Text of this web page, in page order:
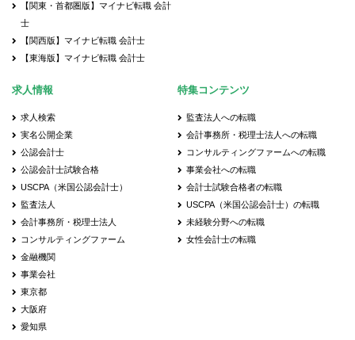
【関東・首都圏版】マイナビ転職 会計
士
【関西版】マイナビ転職 会計士
【東海版】マイナビ転職 会計士
求人情報
求人検索
実名公開企業
公認会計士
公認会計士試験合格
USCPA（米国公認会計士）
監査法人
会計事務所・税理士法人
コンサルティングファーム
金融機関
事業会社
東京都
大阪府
愛知県
特集コンテンツ
監査法人への転職
会計事務所・税理士法人への転職
コンサルティングファームへの転職
事業会社への転職
会計士試験合格者の転職
USCPA（米国公認会計士）の転職
未経験分野への転職
女性会計士の転職